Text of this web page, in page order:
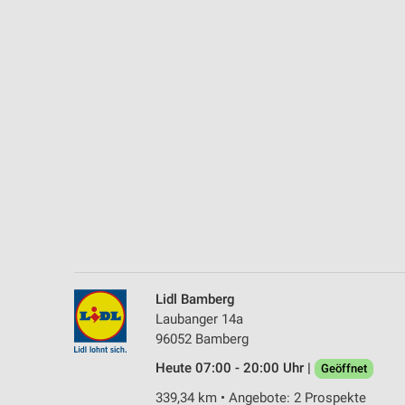
Lidl Bamberg
Laubanger 14a
96052 Bamberg
Heute 07:00 - 20:00 Uhr |
Geöffnet
339,34 km • Angebote: 2 Prospekte
Notwendig
Performance